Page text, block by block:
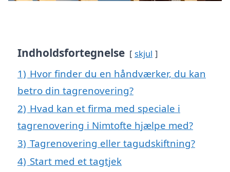
Indholdsfortegnelse skjul
1) Hvor finder du en håndværker, du kan
betro din tagrenovering?
2) Hvad kan et firma med speciale i
tagrenovering i Nimtofte hjælpe med?
3) Tagrenovering eller tagudskiftning?
4) Start med et tagtjek